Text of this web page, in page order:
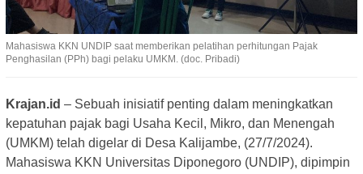
Mahasiswa KKN UNDIP saat memberikan pelatihan perhitungan Pajak
Penghasilan (PPh) bagi pelaku UMKM. (doc. Pribadi)
Krajan.id – Sebuah inisiatif penting dalam meningkatkan
kepatuhan pajak bagi Usaha Kecil, Mikro, dan Menengah
(UMKM) telah digelar di Desa Kalijambe, (27/7/2024).
Mahasiswa KKN Universitas Diponegoro (UNDIP), dipimpin